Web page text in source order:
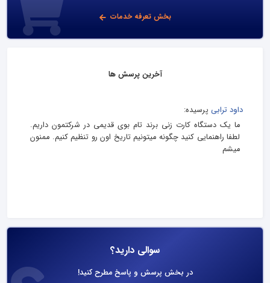
بخش تعرفه خدمات
آخرین پرسش ها
داود ترابی پرسیده:
ما یک دستگاه کارت زنی برند تام بوی قدیمی در شرکتمون داریم.
لطفا راهنمایی کنید چگونه میتونیم تاریخ اون رو تنظیم کنیم. ممنون
میشم
سوالی دارید؟
در بخش پرسش و پاسخ مطرح کنید!